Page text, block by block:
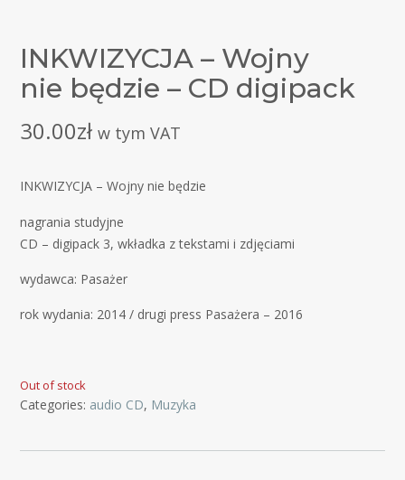
INKWIZYCJA – Wojny
nie będzie – CD digipack
30.00zł w tym VAT
INKWIZYCJA – Wojny nie będzie
nagrania studyjne
CD – digipack 3, wkładka z tekstami i zdjęciami
wydawca: Pasażer
rok wydania: 2014 / drugi press Pasażera – 2016
Out of stock
Categories: audio CD, Muzyka